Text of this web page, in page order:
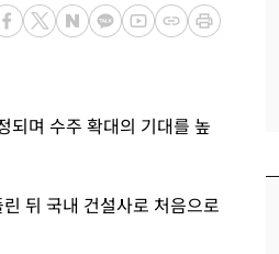
되며 수주 확대의 기대를 높
뒤 국내 건설사로 처음으로